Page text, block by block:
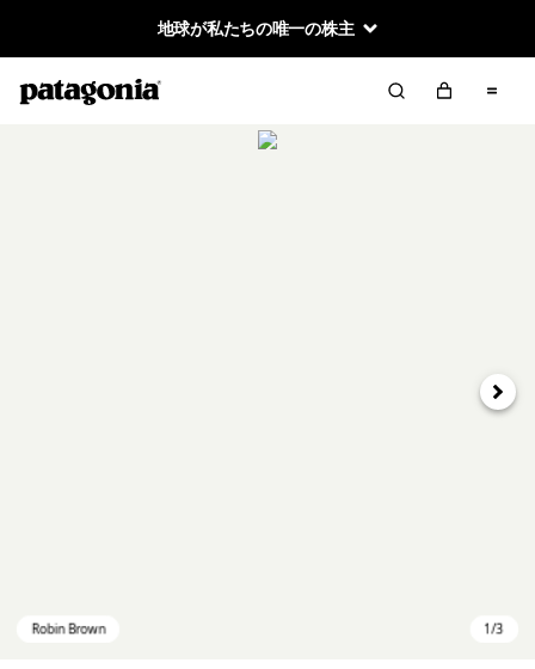
地球が私たちの唯一の株主
次へ